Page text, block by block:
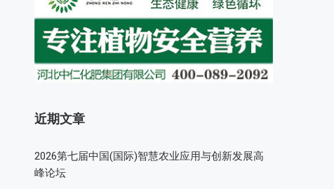
近期文章
2026第七届中国(国际)智慧农业应用与创新发展高
峰论坛